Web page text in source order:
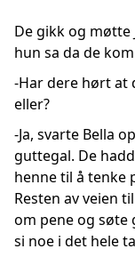
De gikk og
hun sa da de
-Har dere hørt at
eller?
-Ja, svarte Bella
guttegal. De
henne til å tenke
Resten av veien
om pene og søte
si noe i det hele